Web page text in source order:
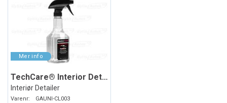
TechCare® Interior Detailer
Interiør Detailer
Varenr: GAUNI-CL003